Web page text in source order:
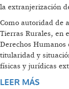
la extranjerización
Como autoridad de
Tierras Rurales, en
Derechos
titularidad y
físicas y jurídicas
LEER MÁS